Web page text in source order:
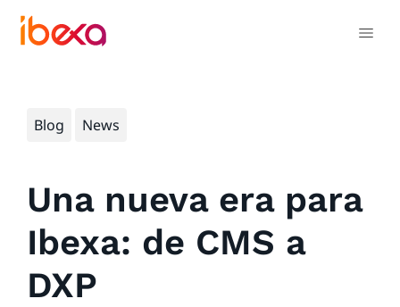
Blog News
Una nueva era para
Ibexa: de CMS a
DXP